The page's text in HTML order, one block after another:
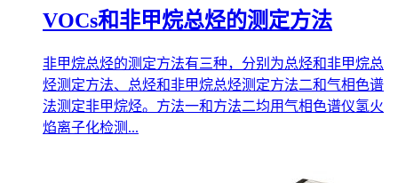
VOCs和非甲烷总烃的测定方法
非甲烷总烃的测定方法有三种，分别为总烃和非甲烷总
烃测定方法、总烃和非甲烷总烃测定方法二和气相色谱
法测定非甲烷烃。方法一和方法二均用气相色谱仪氢火
焰离子化检测...